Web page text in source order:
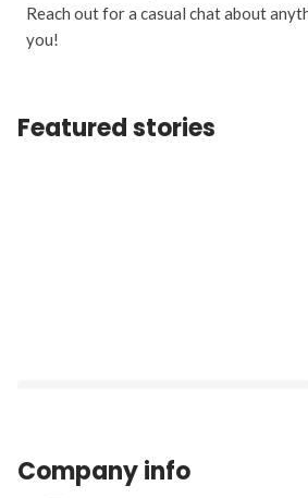
Reach out for a casual chat about
you!
Featured stories
Company info